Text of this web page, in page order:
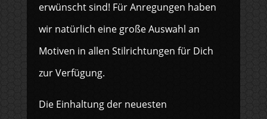
erwünscht sind! Für Anregungen haben
wir natürlich eine große Auswahl an
Motiven in allen Stilrichtungen für Dich
zur Verfügung.
Die Einhaltung der neuesten